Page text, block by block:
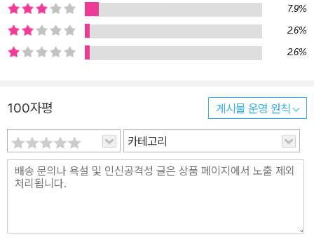
하고 개성적인 그림으로 표현해 낸 작품이다. 표지를 둘러싼 장식 무
늬는 이 그림책의 이국적인 매력을 더해 준다. 재미있는 이야기와 어
우러진 근사한 일러스트는 이 작품의 매력을 정점으로 끌어올리는 부
은 세계 여러 나라에서 번역 출간되었다. 우리나라에서도 1994년 첫
출간되었으며 지금까지 오랜 시간 사랑받고 있다. 이후 2007년에 두
번째 개정판이 출간되었고, 2015년에 매끄럽게 다듬은 이야기로 세
번째 개정판이 출간되었다. 이번에 나온 개정판은 러시아어 전문 번
역가의 유려한 번역으로 이야기를 새롭게 다듬었으며, 오래된 그림의
7.9%
2.6%
2.6%
100자평 게시물 운영 원칙
카테고리